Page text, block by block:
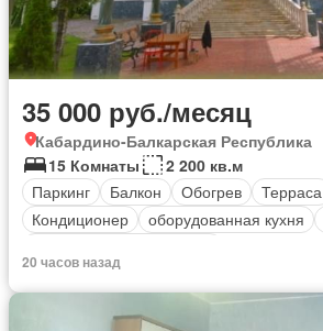
35 000 руб./месяц
Кабардино-Балкарская Республика
15 Комнаты
2 200 кв.м
Паркинг
Балкон Обогрев Терраса
Кондиционер
оборудованная кухня
20 часов назад